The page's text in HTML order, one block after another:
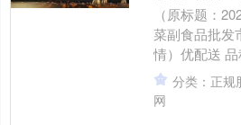
（原标题：
菜副食品批发
情）优配送
面粉 10.40
分类：正规
网